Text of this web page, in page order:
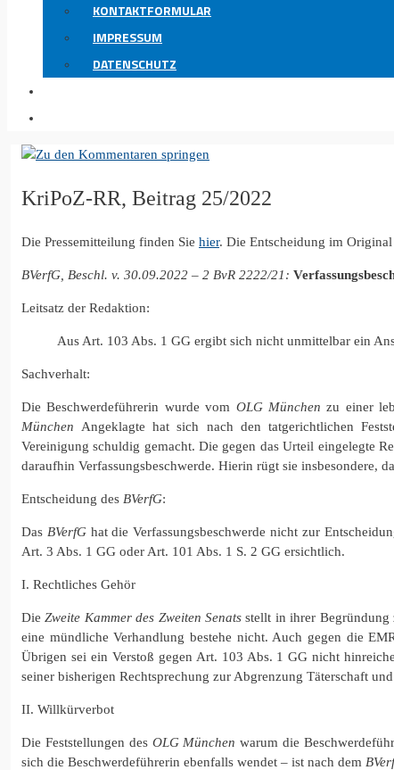
KONTAKTFORMULAR
IMPRESSUM
DATENSCHUTZ
KriPoZ-RR, Beitrag 25/2022
Die Pressemitteilung finden Sie hier. Die Entscheidung im
BVerfG, Beschl. v. 30.09.2022 – 2 BvR 2222/21:
Leitsatz der Redaktion:
Aus Art. 103 Abs. 1 GG ergibt sich nicht unmittelbar ein
Sachverhalt:
Die Beschwerdeführerin wurde vom OLG München zu einer
München Angeklagte hat sich nach den tatgerichtlichen
Vereinigung schuldig gemacht. Die gegen das Urteil eingelegte
daraufhin Verfassungsbeschwerde. Hierin rügt sie insbesondere,
Entscheidung des BVerfG:
Das BVerfG hat die Verfassungsbeschwerde nicht zur
Art. 3 Abs. 1 GG oder Art. 101 Abs. 1 S. 2 GG ersichtlich.
I. Rechtliches Gehör
DieZweite Kammer des Zweiten Senatsstellt in ihrer Begründung
eine mündliche Verhandlung bestehe nicht. Auch gegen die
Übrigen sei ein Verstoß gegen Art. 103 Abs. 1 GG nicht
seiner bisherigen Rechtsprechung zur Abgrenzung Täterschaft
II. Willkürverbot
Die Feststellungen des OLG Münchenwarum die
sich die Beschwerdeführerin ebenfalls wendet – ist nach dem